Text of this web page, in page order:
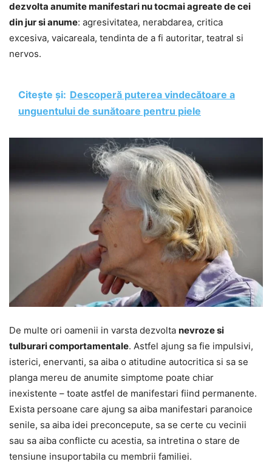
dezvolta anumite manifestari nu tocmai agreate de cei
din jur si anume: agresivitatea, nerabdarea, critica
excesiva, vaicareala, tendinta de a fi autoritar, teatral si
nervos.
Citește și: Descoperă puterea vindecătoare a
unguentului de sunătoare pentru piele
De multe ori oamenii in varsta dezvolta nevroze si
tulburari comportamentale. Astfel ajung sa fie impulsivi,
isterici, enervanti, sa aiba o atitudine autocritica si sa se
planga mereu de anumite simptome poate chiar
inexistente – toate astfel de manifestari fiind permanente.
Exista persoane care ajung sa aiba manifestari paranoice
senile, sa aiba idei preconcepute, sa se certe cu vecinii
sau sa aiba conflicte cu acestia, sa intretina o stare de
tensiune insuportabila cu membrii familiei.